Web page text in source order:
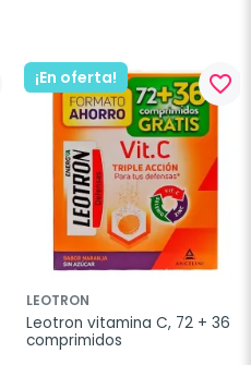
¡En oferta! favorite_border
LEOTRON
Leotron vitamina C, 72 + 36
comprimidos